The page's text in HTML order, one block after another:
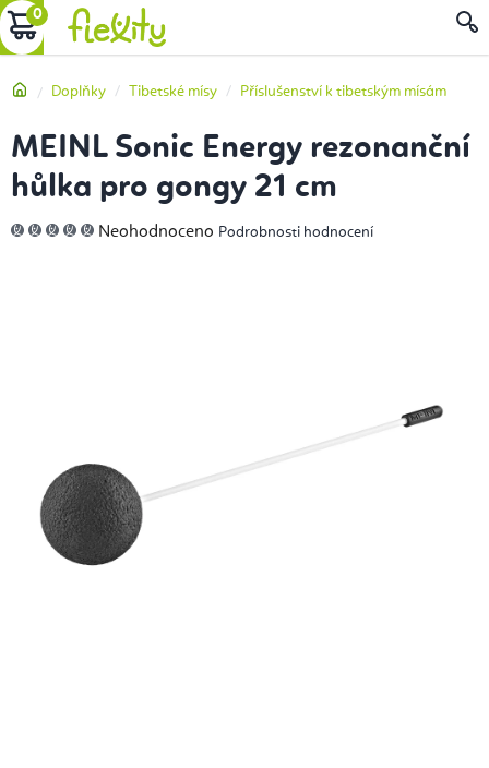
Přejít
na
NÁKUPNÍ
DomůDoplňky Tibetské mísy Příslušenství k tibetským mísám
MEINL Sonic Energy rezonanční
hůlka pro gongy 21 cm
Průměrné
hodnocení
Neohodnoceno Podrobnosti hodnocení